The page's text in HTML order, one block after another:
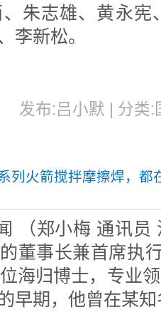
朱志雄、黄永
李新松。
发布:吕小默 | 分类
列火箭搅拌摩擦焊，都
（郑小梅 通讯员
董事长兼首席执
海归博士，专业
早期，他曾在某